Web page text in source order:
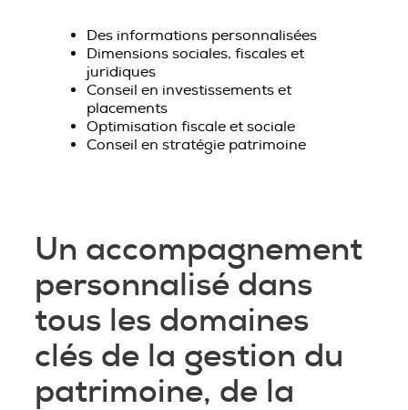
Des informations personnalisées
Dimensions sociales, fiscales et
juridiques
Conseil en investissements et
placements
Optimisation fiscale et sociale
Conseil en stratégie patrimoine
Un accompagnement
personnalisé dans
tous les domaines
clés de la gestion du
patrimoine, de la